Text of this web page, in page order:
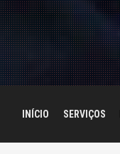
INÍCIO SERVIÇOS